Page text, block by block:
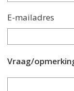
E-mailadres
Vraag/